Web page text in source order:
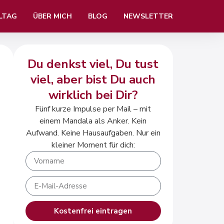
ÜBER MICH BLOG NEWSLETTER
Du denkst viel, Du tust
viel, aber bist Du auch
wirklich bei Dir?
Fünf kurze Impulse per Mail – mit
einem Mandala als Anker. Kein
Aufwand. Keine Hausaufgaben. Nur ein
kleiner Moment für dich:
Kostenfrei eintragen